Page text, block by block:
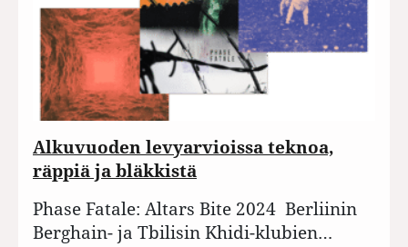
Alkuvuoden levyarvioissa teknoa,
räppiä ja bläkkistä
Phase Fatale: Altars Bite 2024 Berliinin
Berghain- ja Tbilisin Khidi-klubien…